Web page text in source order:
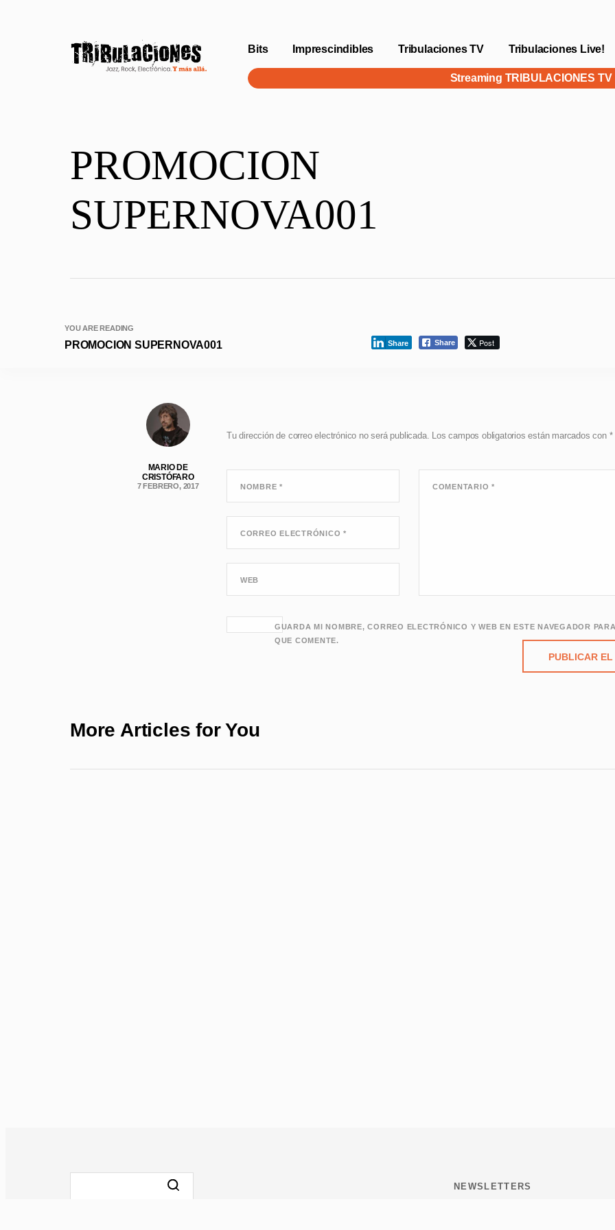
Bits Imprescindibles Tribulaciones TV Tribulaciones Live!
Streaming TRIBULACIONES
PROMOCION
SUPERNOVA001
YOU ARE READING
PROMOCION SUPERNOVA001 Share Post
Share
MARIO DE
CRISTÓFARO
7 FEBRERO, 2017
Tu dirección de correo electrónico no será publicada. Los campos obligatorios están marcados con *
COMENTARIO*
NOMBRE*
CORREO ELECTRÓNICO*
WEB
GUARDA MI NOMBRE, CORREO ELECTRÓNICO Y WEB EN ESTE NAVEGADOR
QUE COMENTE.
More Articles for You
NEWSLETTERS